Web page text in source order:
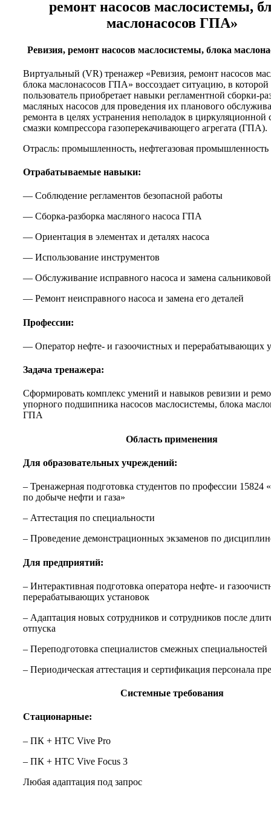
ремонт насосов маслосистемы,
маслонасосов ГПА»
Ревизия, ремонт насосов маслосистемы, блока
Виртуальный (VR) тренажер «Ревизия, ремонт насосов
блока маслонасосов ГПА» воссоздает ситуацию, в которой
пользователь приобретает навыки регламентной сборки-
масляных насосов для проведения их планового
ремонта в целях устранения неполадок в циркуляционной
смазки компрессора газоперекачивающего агрегата (ГПА).
Отрасль: промышленность, нефтегазовая промышленность
Отрабатываемые навыки:
— Соблюдение регламентов безопасной работы
— Сборка-разборка масляного насоса ГПА
— Ориентация в элементах и деталях насоса
— Использование инструментов
— Обслуживание исправного насоса и замена
— Ремонт неисправного насоса и замена его деталей
Профессии:
— Оператор нефте- и газоочистных и перерабатывающих
Задача тренажера:
Сформировать комплекс умений и навыков ревизии и
упорного подшипника насосов маслосистемы, блока
ГПА
Область применения
Для образовательных учреждений:
– Тренажерная подготовка студентов по профессии 15824
по добыче нефти и газа»
– Аттестация по специальности
– Проведение демонстрационных экзаменов по
Для предприятий:
– Интерактивная подготовка оператора нефте- и
перерабатывающих установок
– Адаптация новых сотрудников и сотрудников после
отпуска
– Переподготовка специалистов смежных специальностей
– Периодическая аттестация и сертификация персонала
Системные требования
Стационарные:
– ПК + HTC Vive Pro
– ПК + HTC Vive Focus 3
Любая адаптация под запрос